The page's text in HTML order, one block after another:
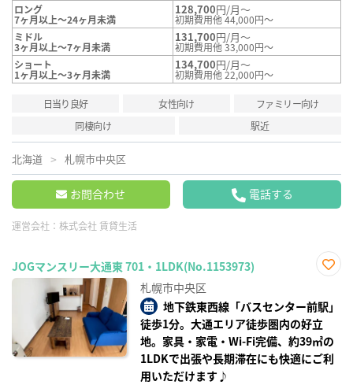
ロング
7ヶ月以上～24ヶ月未満
128,700円/月～
初期費用他 44,000円～
ミドル
3ヶ月以上～7ヶ月未満
131,700円/月～
初期費用他 33,000円～
ショート
1ヶ月以上～3ヶ月未満
134,700円/月～
初期費用他 22,000円～
日当り良好 女性向け
ファミリー向け
同棲向け
駅近
北海道 札幌市中央区
お問合わせ 電話する
運営会社： 株式会社 賃貸生活
JOGマンスリー大通東 701・1LDK(No.1153973)
り登
録
札幌市中央区
地下鉄東西線「バスセンター前駅」
徒歩1分。大通エリア徒歩圏内の好立
地。家具・家電・Wi-Fi完備、約39㎡の
1LDKで出張や長期滞在にも快適にご利
用いただけます♪